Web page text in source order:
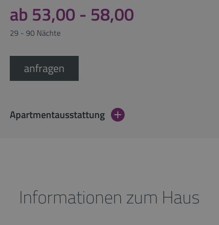
ab 53,00 - 58,00
29 - 90 Nächte
anfragen
Apartmentausstattung
Informationen zum Haus